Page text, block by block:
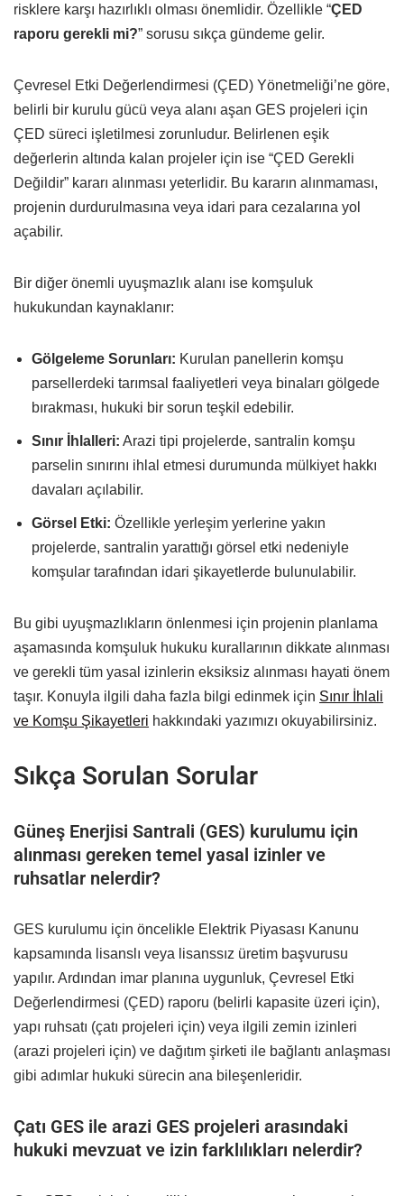
risklere karşı hazırlıklı olması önemlidir. Özellikle “ÇED
raporu gerekli mi?” sorusu sıkça gündeme gelir.
Çevresel Etki Değerlendirmesi (ÇED) Yönetmeliği’ne göre,
belirli bir kurulu gücü veya alanı aşan GES projeleri için
ÇED süreci işletilmesi zorunludur. Belirlenen eşik
değerlerin altında kalan projeler için ise “ÇED Gerekli
Değildir” kararı alınması yeterlidir. Bu kararın alınmaması,
projenin durdurulmasına veya idari para cezalarına yol
açabilir.
Bir diğer önemli uyuşmazlık alanı ise komşuluk
hukukundan kaynaklanır:
Gölgeleme Sorunları: Kurulan panellerin komşu
parsellerdeki tarımsal faaliyetleri veya binaları gölgede
bırakması, hukuki bir sorun teşkil edebilir.
Sınır İhlalleri: Arazi tipi projelerde, santralin komşu
parselin sınırını ihlal etmesi durumunda mülkiyet hakkı
davaları açılabilir.
Görsel Etki: Özellikle yerleşim yerlerine yakın
projelerde, santralin yarattığı görsel etki nedeniyle
komşular tarafından idari şikayetlerde bulunulabilir.
Bu gibi uyuşmazlıkların önlenmesi için projenin planlama
aşamasında komşuluk hukuku kurallarının dikkate alınması
ve gerekli tüm yasal izinlerin eksiksiz alınması hayati önem
taşır. Konuyla ilgili daha fazla bilgi edinmek için Sınır İhlali
ve Komşu Şikayetleri hakkındaki yazımızı okuyabilirsiniz.
Sıkça Sorulan Sorular
Güneş Enerjisi Santrali (GES) kurulumu için
alınması gereken temel yasal izinler ve
ruhsatlar nelerdir?
GES kurulumu için öncelikle Elektrik Piyasası Kanunu
kapsamında lisanslı veya lisanssız üretim başvurusu
yapılır. Ardından imar planına uygunluk, Çevresel Etki
Değerlendirmesi (ÇED) raporu (belirli kapasite üzeri için),
yapı ruhsatı (çatı projeleri için) veya ilgili zemin izinleri
(arazi projeleri için) ve dağıtım şirketi ile bağlantı anlaşması
gibi adımlar hukuki sürecin ana bileşenleridir.
Çatı GES ile arazi GES projeleri arasındaki
hukuki mevzuat ve izin farklılıkları nelerdir?